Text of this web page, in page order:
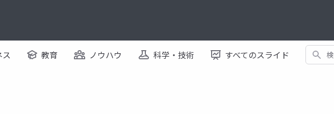
ス 教育 ノウハウ 科学・技術 すべてのスライド 検索